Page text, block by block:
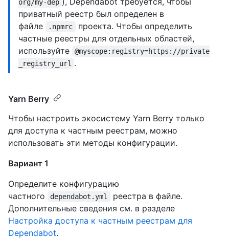
org/my-dep
приватный реестр был определен в
файле
.npmrc
проекта. Чтобы определить
частные реестры для отдельных областей,
используйте
@myscope:registry=https://private
_registry_url .
Yarn Berry
Чтобы настроить экосистему Yarn Berry только
для доступа к частным реестрам, можно
использовать эти методы конфигурации.
Вариант 1
Определите конфигурацию
частного
dependabot.yml
реестра в файле.
Дополнительные сведения см. в разделе
Настройка доступа к частным реестрам для
Dependabot.